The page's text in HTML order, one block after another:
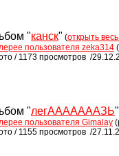
"канск" (открыть
пользователя zeka314
/ 1173 просмотров /
"легАААААААЗЬ"
пользователя Gimalay
/ 1155 просмотров /